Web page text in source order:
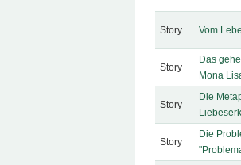
Story Vom
Story
Das
Mona
Story
Die
Story
Die